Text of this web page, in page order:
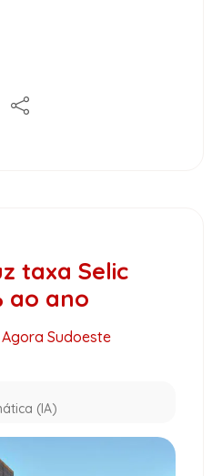
taxa Selic
ao ano
Agora Sudoeste
(IA)